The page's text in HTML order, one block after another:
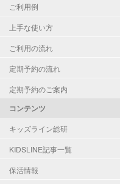
ご利用例
上手な使い方
ご利用の流れ
定期予約の流れ
定期予約のご案内
コンテンツ
キッズライン総研
KIDSLINE記事一覧
保活情報